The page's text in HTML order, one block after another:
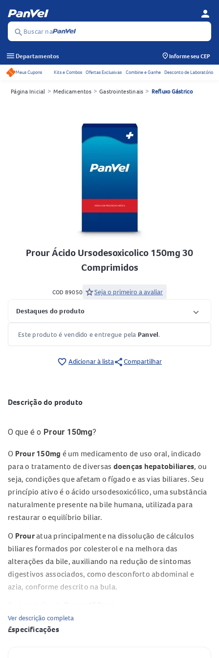
search Buscar na
person
menu Departamentos Informe seu CEP
Acessos rápidos do cabeçalho
Meus Cupons Kits e Combos Ofertas Exclusivas Combine e Ganhe Desconto de Laboratório
Página Inicial > Medicamentos > Gastrointestinais > Refluxo Gástrico
Prour Ácido Ursodesoxicolico 150mg 30
Comprimidos
COD 89050 starSeja o primeiro a avaliar
Destaques do produto
Este produto é vendido e entregue pela Panvel.
favorite_border Adicionar à listashareCompartilhar
Descrição do produto
O que é o Prour 150mg?
O Prour 150mg é um medicamento de uso oral, indicado
para o tratamento de diversas doenças hepatobiliares, ou
seja, condições que afetam o fígado e as vias biliares. Seu
princípio ativo é o ácido ursodesoxicólico, uma substância
naturalmente presente na bile humana, utilizada para
restaurar o equilíbrio biliar.
O Prouratua principalmente na dissolução de cálculos
biliares formados por colesterol e na melhora das
alterações da bile, auxiliando na redução de sintomas
digestivos associados, como desconforto abdominal e
azia, conforme descrito na bula.
Cada comprimido de
Ver descrição completa
Especificações